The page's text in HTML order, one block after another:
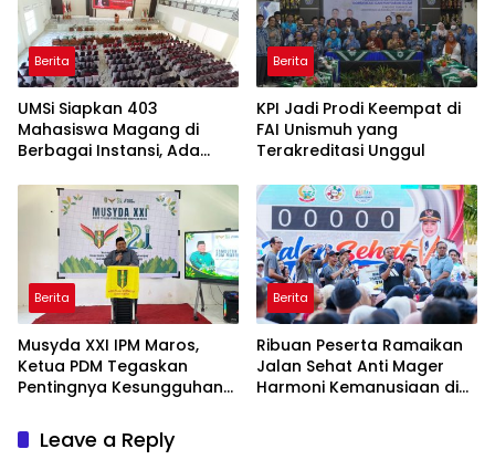
Berita
UMSi Siapkan 403
Mahasiswa Magang di
Berbagai Instansi, Ada
Taiwan
Berita
KPI Jadi Prodi Keempat di
FAI Unismuh yang
Terakreditasi Unggul
Berita
Musyda XXI IPM Maros,
Ketua PDM Tegaskan
Pentingnya Kesungguhan
Berita
Ribuan Peserta Ramaikan
Jalan Sehat Anti Mager
Harmoni Kemanusiaan di
Leave a Reply